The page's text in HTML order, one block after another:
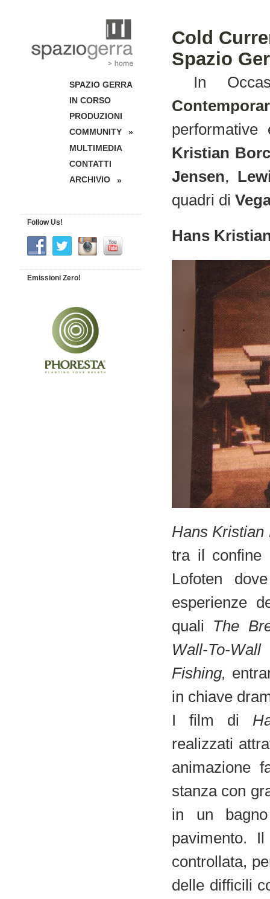
Cold
Spazio
In
Kristian
Jensen,
quadri di
Hans
Hans Kristian
tra il confine
Lofoten
esperienze
quali The
Wall-To-
Fishing,
in chiave
I film di
realizzati
animazione
stanza con
in un
pavimento.
controllata,
delle difficili
SPAZIO GERRA
IN CORSO
PRODUZIONI
COMMUNITY
»
MULTIMEDIA
CONTATTI
ARCHIVIO
»
Follow Us!
Emissioni Zero!